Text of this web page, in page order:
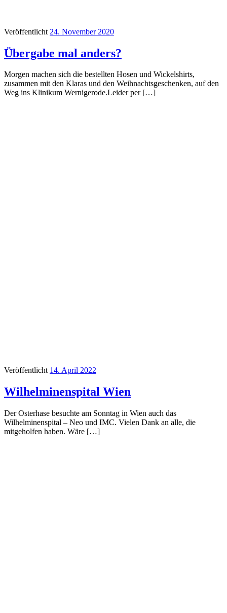
Veröffentlicht 24. November 2020
Übergabe mal anders?
Morgen machen sich die bestellten Hosen und Wickelshirts,
zusammen mit den Klaras und den Weihnachtsgeschenken, auf den
Weg ins Klinikum Wernigerode.Leider per […]
Veröffentlicht 14. April 2022
Wilhelminenspital Wien
Der Osterhase besuchte am Sonntag in Wien auch das
Wilhelminenspital – Neo und IMC. Vielen Dank an alle, die
mitgeholfen haben. Wäre […]